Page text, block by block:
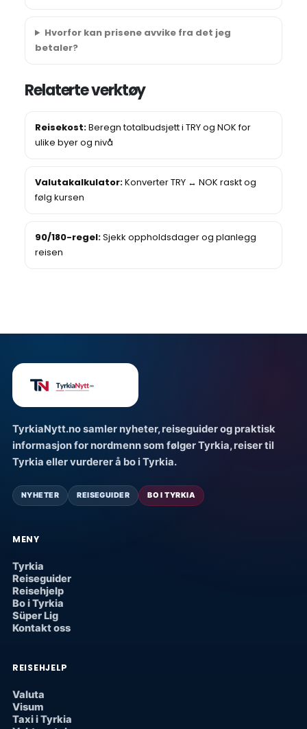
Hvorfor kan prisene avvike fra det jeg
betaler?
Relaterte verktøy
Reisekost:Beregn totalbudsjett i TRY og NOK for
ulike byer og nivå
Valutakalkulator:Konverter TRY ↔ NOK raskt og
følg kursen
90/180-regel:Sjekk oppholdsdager og planlegg
reisen
TyrkiaNytt.no samler nyheter, reiseguider og praktisk
informasjon for nordmenn som følger Tyrkia, reiser til
Tyrkia eller vurderer å bo i Tyrkia.
NYHETER REISEGUIDER BO I TYRKIA
MENY
Tyrkia
Reiseguider
Reisehjelp
Bo i Tyrkia
Süper Lig
Kontakt oss
REISEHJELP
Valuta
Visum
Taxi i Tyrkia